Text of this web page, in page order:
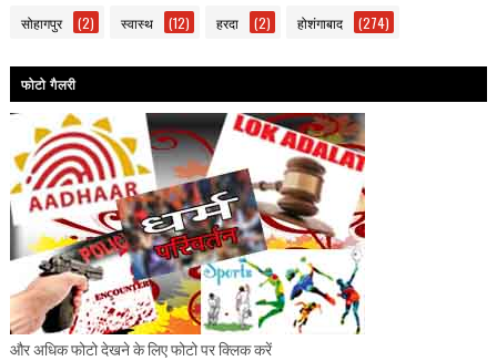
सोहागपुर (2) स्वास्थ (12) हरदा (2) होशंगाबाद (274)
फोटो गैलरी
और अधिक फोटो देखने के लिए फोटो पर क्लिक करें